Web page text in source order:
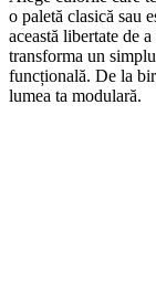
o paletă clasică sau
această libertate de
transforma un
funcțională. De la
lumea ta modulară.